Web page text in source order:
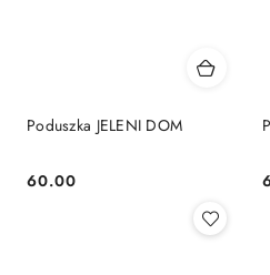
Poduszka JELENI DOM
Cena:
60.00